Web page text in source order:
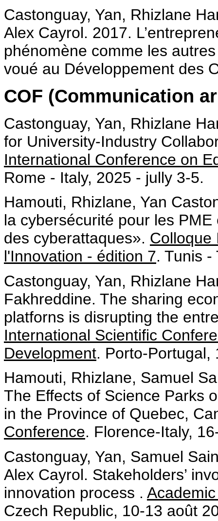
Castonguay, Yan, Rhizlane
Alex Cayrol. 2017.
phénomène comme les
voué au Développement des
COF (Communication
Castonguay, Yan, Rhizlane
for University-Industry
International Conference on
Rome - Italy, 2025 - jully 3-5.
Hamouti, Rhizlane, Yan
la cybersécurité pour les
des cyberattaques». Colloque
l'Innovation - édition 7. Tunis
Castonguay, Yan, Rhizlane
Fakhreddine. The sharing
platforns is disrupting the
International Scientific
Development. Porto-Portugal,
Hamouti, Rhizlane, Samuel
The Effects of Science Parks
in the Province of Quebec,
Conference. Florence-Italy,
Castonguay, Yan, Samuel
Alex Cayrol. Stakeholders’
innovation process .
Czech Republic, 10-13 août